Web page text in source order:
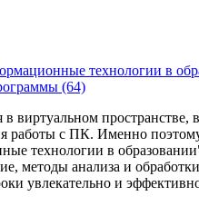
технологии в
(64)
виртуальном
с ПК. Именно
технологии в
методы анализа и
увлекательно и